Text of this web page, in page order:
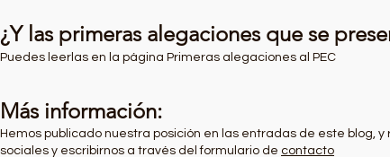
¿Y las primeras alegaciones que se
Puedes leerlas en la página Primeras alegaciones al PEC
Más información:
Hemos publicado nuestra posición en las entradas de este
sociales y escribirnos a través del formulario de contacto